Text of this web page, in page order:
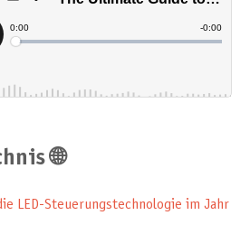
🌐
LED-Steuerungstechnologie im Jahr